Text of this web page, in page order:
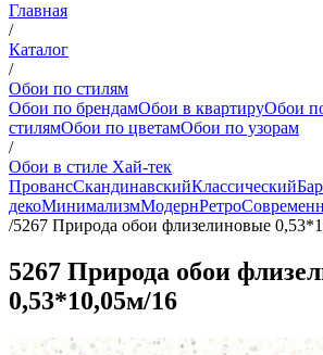
Главная
/
Каталог
/
Обои по стилям
Обои по брендамОбои в квартируОбои
стилямОбои по цветамОбои по узорам
/
Обои в стиле Хай-тек
ПровансСкандинавскийКлассический
декоМинимализмМодернРетро
/5267 Природа обои флизелиновые
5267 Природа обои
0,53*10,05м/16